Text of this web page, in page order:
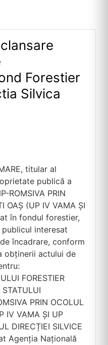
Forestier
Silvica
titular al
publică a
ROMSIVA PRIN
OAȘ (UP IV VAMA ȘI
în fondul forestier,
interesat
încadrare, conform
obținerii actului de
FORESTIER
STATULUI
PRIN OCOLUL
IV VAMA ȘI UP
DIRECȚIEI SILVICE
Agenția Națională